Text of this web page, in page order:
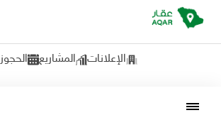
الإعلانات المشاريع